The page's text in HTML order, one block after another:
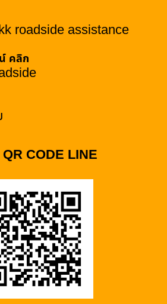
roadside assistance
คลิก
QR CODE LINE